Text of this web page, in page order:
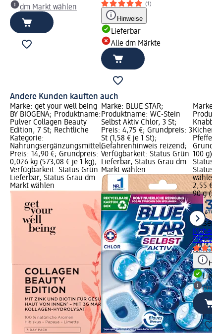
dm Markt wählen
(1)
Hinweise
Lieferbar
Alle dm Märkte
Andere Kunden kauften auch
Marke: get your well being
BY BIOGENA; Produktname:
Pulver Collagen Beauty
Edition, 7 St; Rechtliche
Kategorie:
Nahrungsergänzungsmittel;
Preis: 14,90 €; Grundpreis:
0,026 kg (573,08 € je 1 kg);
Verfügbarkeit: Status Grün
Lieferbar, Status Grau dm
Markt wählen
Marke: BLUE STAR;
Produktname: WC-Stein
Selbst Aktiv Chlor, 3 St;
Preis: 4,75 €; Grundpreis: 3
St (1,58 € je 1 St);
Gefahrenhinweis reizend;
Verfügbarkeit: Status Grün
Lieferbar, Status Grau dm
Markt wählen
Marke:
Pfeffer,
100 g);
Status
Status
wählen
2,55 €
90 g
Pfeffer,
dm